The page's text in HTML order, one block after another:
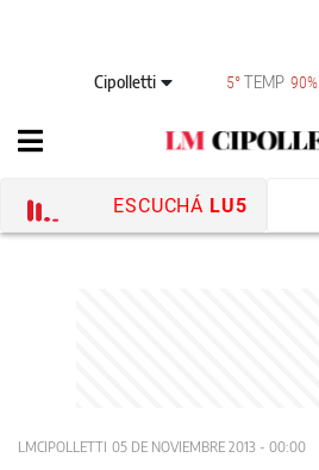
Cipolletti 5°TEMP 90%
ESCUCHÁ LU5
LMCIPOLLETTI 05 DE NOVIEMBRE 2013 - 00:00